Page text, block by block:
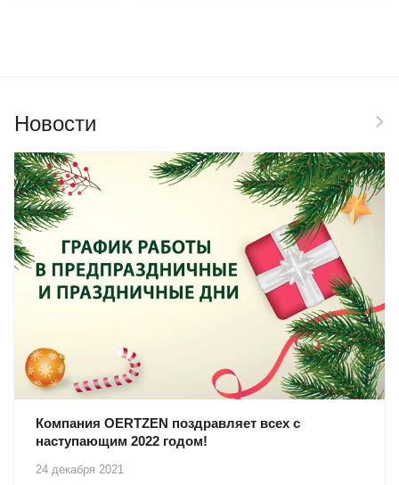
Новости
24 декабря 2021
Компания OERTZEN поздравляет всех с
наступающим 2022 годом!